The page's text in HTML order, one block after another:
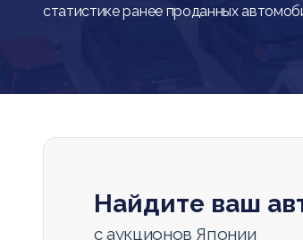
статистике ранее проданных
Найдите ваш
с аукционов Японии